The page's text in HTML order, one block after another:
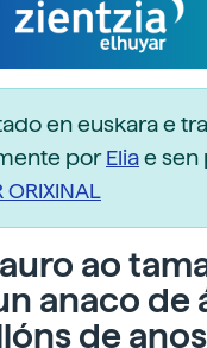
en euskara e
porEliae sen
ORIXINAL
ao
anaco de
de anos